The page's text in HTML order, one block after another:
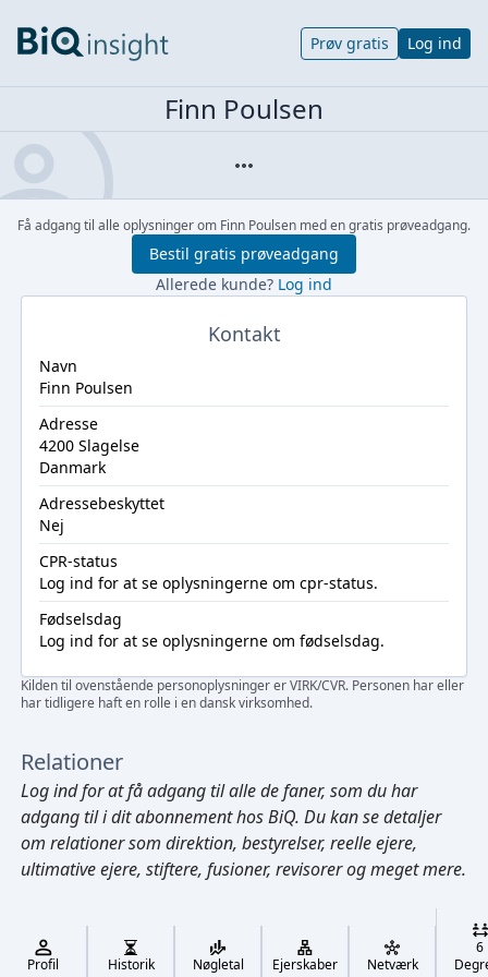
Cmd/Ctrl + K
Prøv gratis Log ind
Finn Poulsen
Få adgang til alle oplysninger om Finn Poulsen med en gratis prøveadgang.
Bestil gratis prøveadgang
Allerede kunde? Log ind
Kontakt
Navn
Finn Poulsen
Adresse
4200 Slagelse
Danmark
Adressebeskyttet
Nej
CPR-status
Log ind for at se oplysningerne om cpr-status.
Fødselsdag
Log ind for at se oplysningerne om fødselsdag.
Kilden til ovenstående personoplysninger er VIRK/CVR. Personen har eller
har tidligere haft en rolle i en dansk virksomhed.
Relationer
Log indfor at få adgang til alle de faner, som du har
adgang til i dit abonnement hos BiQ. Du kan se detaljer
om relationer som direktion, bestyrelser, reelle ejere,
ultimative ejere, stiftere, fusioner, revisorer og meget mere.
Profil Historik Nøgletal Ejerskaber Netværk
6